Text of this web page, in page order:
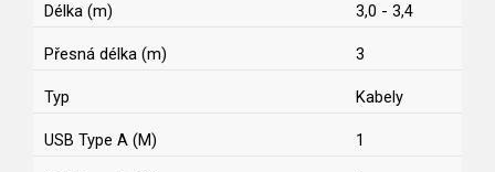
Délka (m) 3,0 - 3,4
Přesná délka (m) 3
Typ Kabely
USB Type A (M) 1